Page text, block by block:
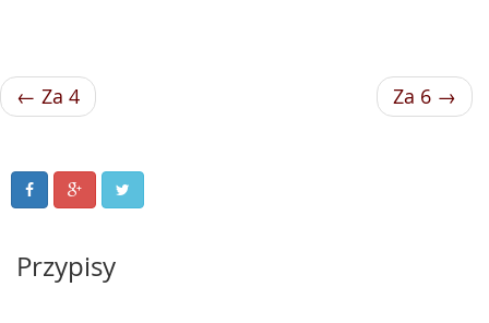
← Za 4 Za 6 →
Przypisy